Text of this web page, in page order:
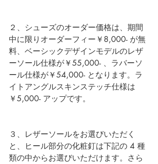
２、シューズのオーダー価格は、期間
中に限りオーダーフィー￥8,000- が無
料、ベーシックデザインモデルのレザ
ーソール仕様が￥55,000- 、ラバーソ
ール仕様が￥54,000- となります。ラ
イトアングルスキンステッチ仕様は
￥5,000- アップです。
３、レザーソールをお選びいただく
と、ヒール部分の化粧釘は下記の 4 種
類の中からお選びいただけます。さら